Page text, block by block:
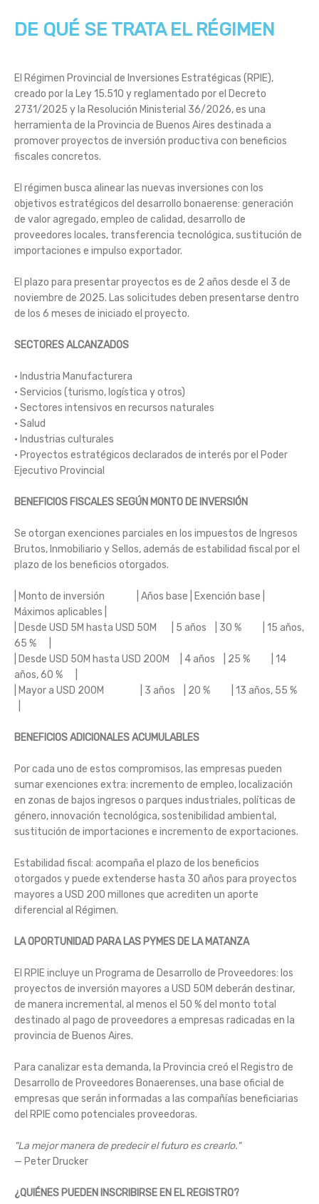
DE QUÉ SE TRATA EL RÉGIMEN
El Régimen Provincial de Inversiones Estratégicas (RPIE),
creado por la Ley 15.510 y reglamentado por el Decreto
2731/2025 y la Resolución Ministerial 36/2026, es una
herramienta de la Provincia de Buenos Aires destinada a
promover proyectos de inversión productiva con beneficios
fiscales concretos.
El régimen busca alinear las nuevas inversiones con los
objetivos estratégicos del desarrollo bonaerense: generación
de valor agregado, empleo de calidad, desarrollo de
proveedores locales, transferencia tecnológica, sustitución de
importaciones e impulso exportador.
El plazo para presentar proyectos es de 2 años desde el 3 de
noviembre de 2025. Las solicitudes deben presentarse dentro
de los 6 meses de iniciado el proyecto.
SECTORES ALCANZADOS
• Industria Manufacturera
• Servicios (turismo, logística y otros)
• Sectores intensivos en recursos naturales
• Salud
• Industrias culturales
• Proyectos estratégicos declarados de interés por el Poder
Ejecutivo Provincial
BENEFICIOS FISCALES SEGÚN MONTO DE INVERSIÓN
Se otorgan exenciones parciales en los impuestos de Ingresos
Brutos, Inmobiliario y Sellos, además de estabilidad fiscal por el
plazo de los beneficios otorgados.
| Monto de inversión | Años base | Exención base |
Máximos aplicables |
| Desde USD 5M hasta USD 50M | 5 años | 30 % | 15 años,
65 % |
| Desde USD 50M hasta USD 200M | 4 años | 25 % | 14
años, 60 % |
| Mayor a USD 200M | 3 años | 20 % | 13 años, 55 %
BENEFICIOS ADICIONALES ACUMULABLES
Por cada uno de estos compromisos, las empresas pueden
sumar exenciones extra: incremento de empleo, localización
en zonas de bajos ingresos o parques industriales, políticas de
género, innovación tecnológica, sostenibilidad ambiental,
sustitución de importaciones e incremento de exportaciones.
Estabilidad fiscal: acompaña el plazo de los beneficios
otorgados y puede extenderse hasta 30 años para proyectos
mayores a USD 200 millones que acrediten un aporte
diferencial al Régimen.
LA OPORTUNIDAD PARA LAS PYMES DE LA MATANZA
El RPIE incluye un Programa de Desarrollo de Proveedores: los
proyectos de inversión mayores a USD 50M deberán destinar,
de manera incremental, al menos el 50 % del monto total
destinado al pago de proveedores a empresas radicadas en la
provincia de Buenos Aires.
Para canalizar esta demanda, la Provincia creó el Registro de
Desarrollo de Proveedores Bonaerenses, una base oficial de
empresas que serán informadas a las compañías beneficiarias
del RPIE como potenciales proveedoras.
"La mejor manera de predecir el futuro es crearlo."
— Peter Drucker
¿QUIÉNES PUEDEN INSCRIBIRSE EN EL REGISTRO?